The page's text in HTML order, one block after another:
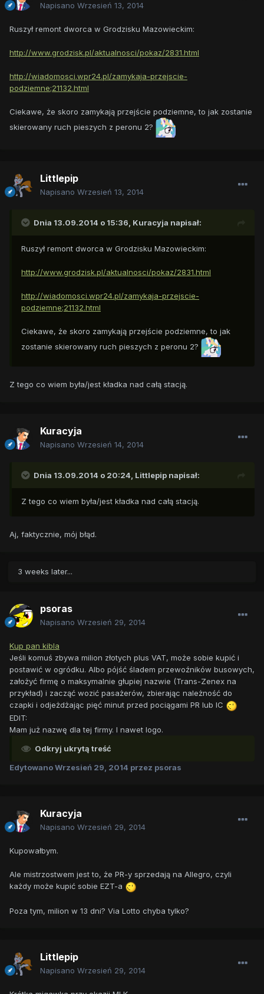
Napisano Wrzesień 13, 2014
Ruszył remont dworca w Grodzisku Mazowieckim:
http://www.grodzisk.pl/aktualnosci/pokaz/2831.html
http://wiadomosci.wpr24.pl/zamykaja-przejscie-
podziemne;21132.html
Ciekawe, że skoro zamykają przejście podziemne, to jak zostanie
skierowany ruch pieszych z peronu 2?
Littlepip
Napisano Wrzesień 13, 2014
Dnia 13.09.2014 o 15:36, Kuracyja napisał:
Ruszył remont dworca w Grodzisku Mazowieckim:
http://www.grodzisk.pl/aktualnosci/pokaz/2831.html
http://wiadomosci.wpr24.pl/zamykaja-przejscie-
podziemne;21132.html
Ciekawe, że skoro zamykają przejście podziemne, to jak
zostanie skierowany ruch pieszych z peronu 2?
Z tego co wiem była/jest kładka nad całą stacją.
Kuracyja
Napisano Wrzesień 14, 2014
Dnia 13.09.2014 o 20:24, Littlepip napisał:
Z tego co wiem była/jest kładka nad całą stacją.
Aj, faktycznie, mój błąd.
3 weeks later...
psoras
Napisano Wrzesień 29, 2014
Kup pan kibla
Jeśli komuś zbywa milion złotych plus VAT, może sobie kupić i
postawić w ogródku. Albo pójść śladem przewoźników busowych,
założyć firmę o maksymalnie głupiej nazwie (Trans-Zenex na
przykład) i zacząć wozić pasażerów, zbierając należność do
czapki i odjeżdżając pięć minut przed pociągami PR lub IC
EDIT:
Mam już nazwę dla tej firmy. I nawet logo.
Odkryj ukrytą treść
EdytowanoWrzesień 29, 2014 przez psoras
Kuracyja
Napisano Wrzesień 29, 2014
Kupowałbym.
Ale mistrzostwem jest to, że PR-y sprzedają na Allegro, czyli
każdy może kupić sobie EZT-a
Poza tym, milion w 13 dni? Via Lotto chyba tylko?
Littlepip
Napisano Wrzesień 29, 2014